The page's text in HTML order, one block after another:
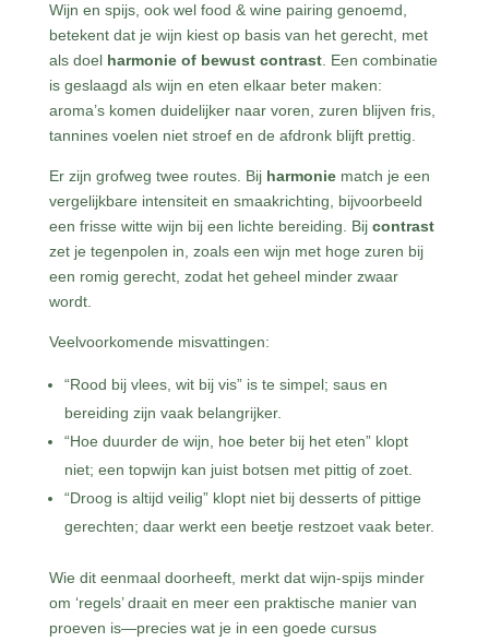
Wijn en spijs, ook wel food & wine pairing genoemd,
betekent dat je wijn kiest op basis van het gerecht, met
als doel harmonie of bewust contrast. Een combinatie
is geslaagd als wijn en eten elkaar beter maken:
aroma’s komen duidelijker naar voren, zuren blijven fris,
tannines voelen niet stroef en de afdronk blijft prettig.
Er zijn grofweg twee routes. Bij harmoniematch je een
vergelijkbare intensiteit en smaakrichting, bijvoorbeeld
een frisse witte wijn bij een lichte bereiding. Bij contrast
zet je tegenpolen in, zoals een wijn met hoge zuren bij
een romig gerecht, zodat het geheel minder zwaar
wordt.
Veelvoorkomende misvattingen:
“Rood bij vlees, wit bij vis” is te simpel; saus en
bereiding zijn vaak belangrijker.
“Hoe duurder de wijn, hoe beter bij het eten” klopt
niet; een topwijn kan juist botsen met pittig of zoet.
“Droog is altijd veilig” klopt niet bij desserts of pittige
gerechten; daar werkt een beetje restzoet vaak beter.
Wie dit eenmaal doorheeft, merkt dat wijn-spijs minder
om ‘regels’ draait en meer een praktische manier van
proeven is—precies wat je in een goede cursus